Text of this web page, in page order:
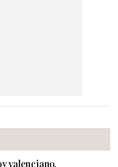
valenciano,